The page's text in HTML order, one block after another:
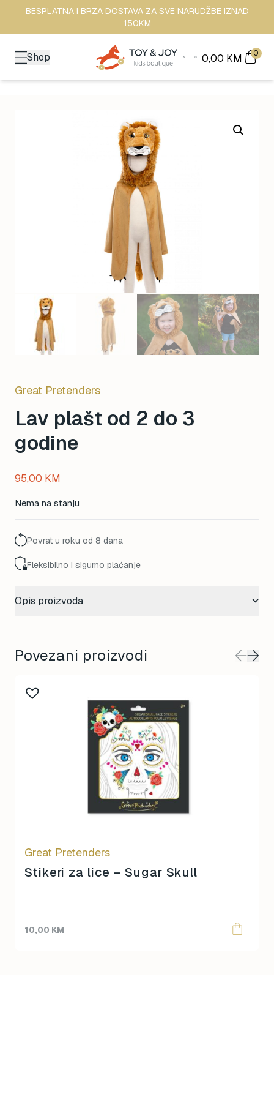
BESPLATNA I BRZA DOSTAVA ZA SVE NARUDŽBE IZNAD
150KM
Shop 0,00 KM 0
Great Pretenders
Lav plašt od 2 do 3
godine
95,00 KM
Nema na stanju
Povrat u roku od 8 dana
Fleksibilno i sigurno plaćanje
Opis proizvoda
Povezani proizvodi
Great Pretenders
Stikeri za lice – Sugar Skull
10,00 KM